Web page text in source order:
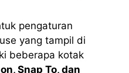
pengaturan
yang tampil di
beberapa kotak
Snap To, dan